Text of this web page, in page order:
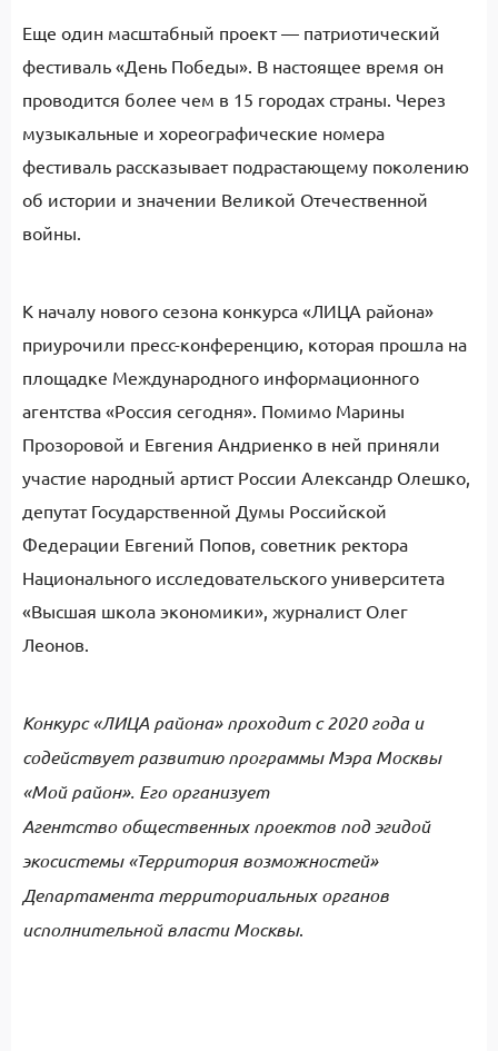
Еще один масштабный проект — патриотический
фестиваль «День Победы». В настоящее время он
проводится более чем в 15 городах страны. Через
музыкальные и хореографические номера
фестиваль рассказывает подрастающему поколению
об истории и значении Великой Отечественной
войны.
К началу нового сезона конкурса «ЛИЦА района»
приурочили пресс-конференцию, которая прошла на
площадке Международного информационного
агентства «Россия сегодня». Помимо Марины
Прозоровой и Евгения Андриенко в ней приняли
участие народный артист России Александр Олешко,
депутат Государственной Думы Российской
Федерации Евгений Попов, советник ректора
Национального исследовательского университета
«Высшая школа экономики», журналист Олег
Леонов.
Конкурс«ЛИЦА района» проходитс 2020 года и
содействует развитию программы Мэра Москвы
«Мой район». Его организует
Агентствообщественных проектов под эгидой
экосистемы «Территория возможностей»
Департамента территориальных органов
исполнительной власти Москвы.